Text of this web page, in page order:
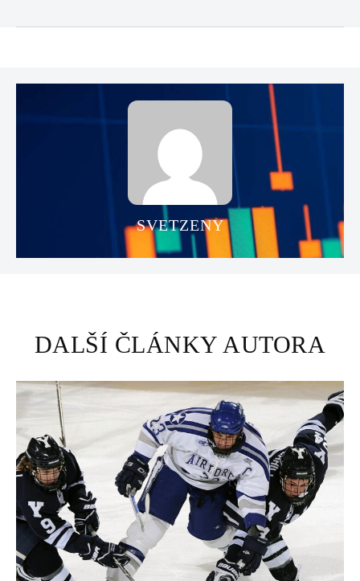
SVETZENY
DALŠÍ ČLÁNKY AUTORA